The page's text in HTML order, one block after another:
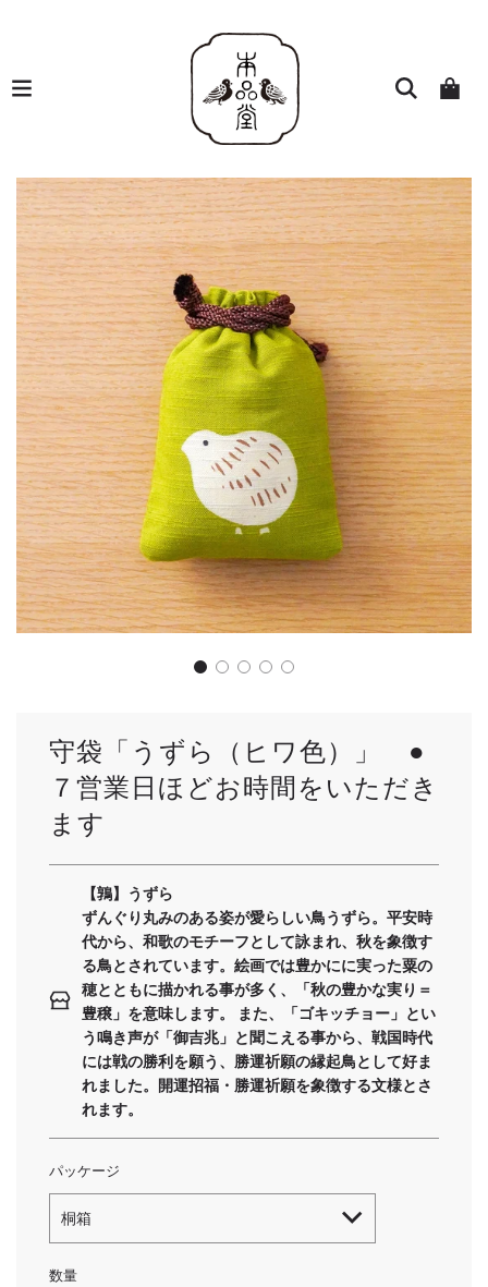
守袋「うずら（ヒワ色）」 ●
７営業日ほどお時間をいただき
ます
【鶉】うずら
ずんぐり丸みのある姿が愛らしい鳥うずら。平安時
代から、和歌のモチーフとして詠まれ、秋を象徴す
る鳥とされています。絵画では豊かにに実った粟の
穂とともに描かれる事が多く、「秋の豊かな実り＝
豊穣」を意味します。 また、「ゴキッチョー」とい
う鳴き声が「御吉兆」と聞こえる事から、戦国時代
には戦の勝利を願う、勝運祈願の縁起鳥として好ま
れました。開運招福・勝運祈願を象徴する文様とさ
れます。
パッケージ
桐箱
数量